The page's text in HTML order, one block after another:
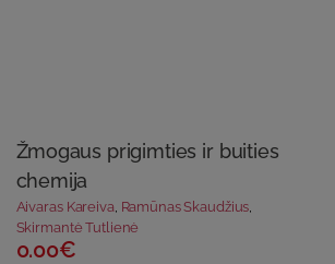
Žmogaus prigimties ir buities
chemija
Aivaras Kareiva Ramūnas Skaudžius
Skirmantė Tutlienė
0.00€